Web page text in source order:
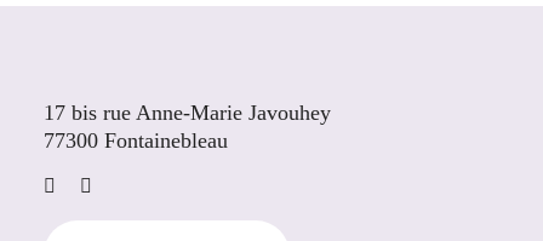
17 bis rue Anne-Marie Javouhey
77300 Fontainebleau